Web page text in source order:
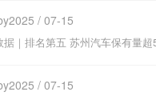
/ 07-15
据｜排名第五 苏州汽车保有量超
/ 07-15